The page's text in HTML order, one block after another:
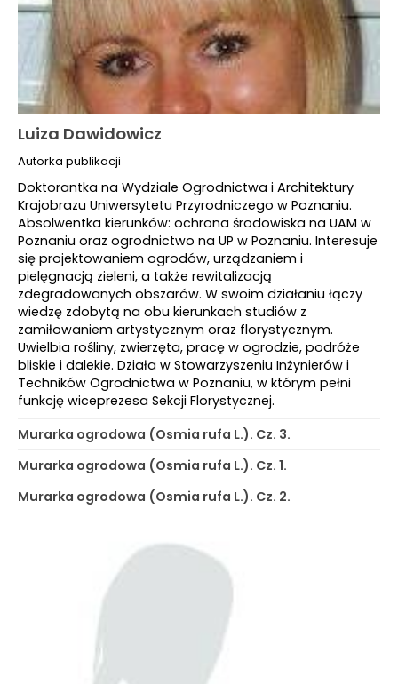
Luiza Dawidowicz
Autorka publikacji
Doktorantka na Wydziale Ogrodnictwa i Architektury
Krajobrazu Uniwersytetu Przyrodniczego w Poznaniu.
Absolwentka kierunków: ochrona środowiska na UAM w
Poznaniu oraz ogrodnictwo na UP w Poznaniu. Interesuje
się projektowaniem ogrodów, urządzaniem i
pielęgnacją zieleni, a także rewitalizacją
zdegradowanych obszarów. W swoim działaniu łączy
wiedzę zdobytą na obu kierunkach studiów z
zamiłowaniem artystycznym oraz florystycznym.
Uwielbia rośliny, zwierzęta, pracę w ogrodzie, podróże
bliskie i dalekie. Działa w Stowarzyszeniu Inżynierów i
Techników Ogrodnictwa w Poznaniu, w którym pełni
funkcję wiceprezesa Sekcji Florystycznej.
Murarka ogrodowa (Osmia rufa L.). Cz. 3.
Murarka ogrodowa (Osmia rufa L.). Cz. 1.
Murarka ogrodowa (Osmia rufa L.). Cz. 2.